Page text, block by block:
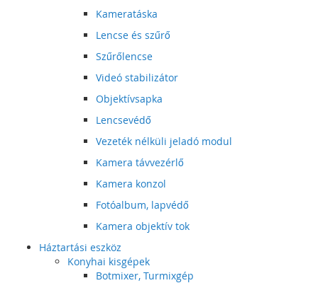
Kameratáska
Lencse és szűrő
Szűrőlencse
Videó stabilizátor
Objektívsapka
Lencsevédő
Vezeték nélküli jeladó modul
Kamera távvezérlő
Kamera konzol
Fotóalbum, lapvédő
Kamera objektív tok
Háztartási eszköz
Konyhai kisgépek
Botmixer, Turmixgép